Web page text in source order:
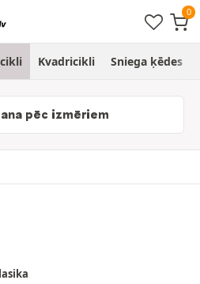
Kvadricikli Sniega ķēdes
pēc izmēriem